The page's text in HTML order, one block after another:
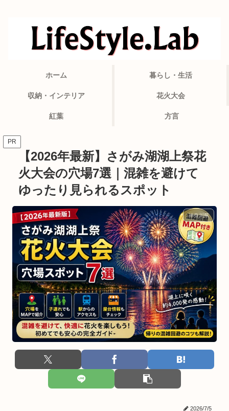
ホーム 暮らし・生活
収納・インテリア 花火大会
紅葉 方言
PR
【2026年最新】さがみ湖湖上祭花
火大会の穴場7選｜混雑を避けて
ゆったり見られるスポット
神奈川県
2026/7/5